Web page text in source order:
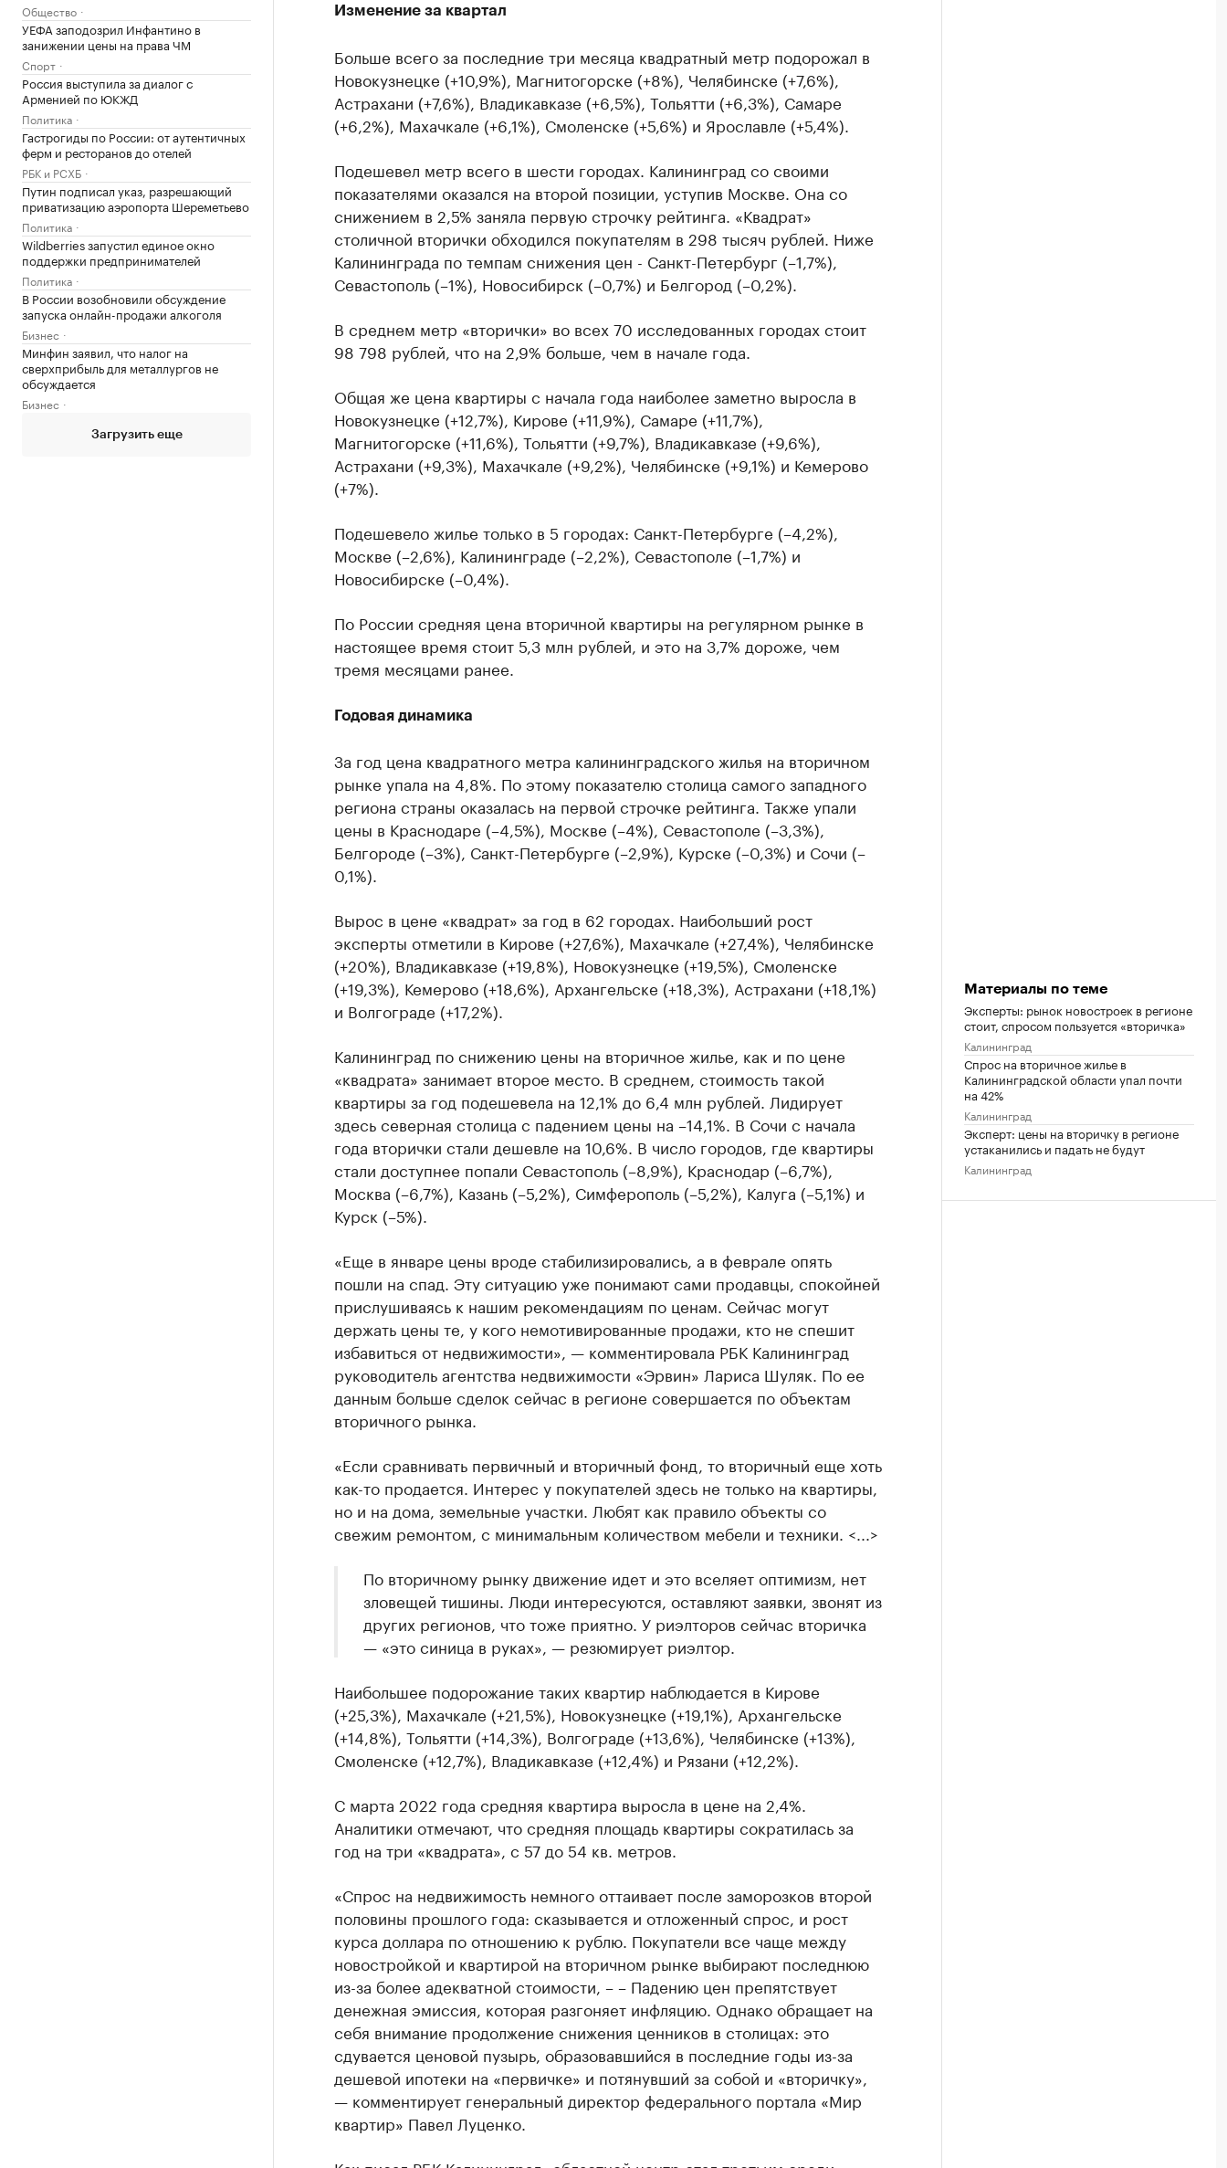
Общество
УЕФА заподозрил Инфантино в
занижении цены на права ЧМ
Спорт
Россия выступила за диалог с
Арменией по ЮКЖД
Политика
Гастрогиды по России: от аутентичных
ферм и ресторанов до отелей
РБК и РСХБ
Путин подписал указ, разрешающий
приватизацию аэропорта Шереметьево
Политика
Wildberries запустил единое окно
поддержки предпринимателей
Политика
В России возобновили обсуждение
запуска онлайн-продажи алкоголя
Бизнес
Минфин заявил, что налог на
сверхприбыль для металлургов не
обсуждается
Бизнес
Загрузить еще
Изменение за квартал
Больше всего за последние три месяца квадратный метр подорожал в
Новокузнецке (+10,9%), Магнитогорске (+8%), Челябинске (+7,6%),
Астрахани (+7,6%), Владикавказе (+6,5%), Тольятти (+6,3%), Самаре
(+6,2%), Махачкале (+6,1%), Смоленске (+5,6%) и Ярославле (+5,4%).
Подешевел метр всего в шести городах. Калининград со своими
показателями оказался на второй позиции, уступив Москве. Она со
снижением в 2,5% заняла первую строчку рейтинга. «Квадрат»
столичной вторички обходился покупателям в 298 тысяч рублей. Ниже
Калининграда по темпам снижения цен - Санкт-Петербург (–1,7%),
Севастополь (–1%), Новосибирск (–0,7%) и Белгород (–0,2%).
В среднем метр «вторички» во всех 70 исследованных городах стоит
98 798 рублей, что на 2,9% больше, чем в начале года.
Общая же цена квартиры с начала года наиболее заметно выросла в
Новокузнецке (+12,7%), Кирове (+11,9%), Самаре (+11,7%),
Магнитогорске (+11,6%), Тольятти (+9,7%), Владикавказе (+9,6%),
Астрахани (+9,3%), Махачкале (+9,2%), Челябинске (+9,1%) и Кемерово
(+7%).
Подешевело жилье только в 5 городах: Санкт-Петербурге (–4,2%),
Москве (–2,6%), Калининграде (–2,2%), Севастополе (–1,7%) и
Новосибирске (–0,4%).
По России средняя цена вторичной квартиры на регулярном рынке в
настоящее время стоит 5,3 млн рублей, и это на 3,7% дороже, чем
тремя месяцами ранее.
Годовая динамика
За год цена квадратного метра калининградского жилья на вторичном
рынке упала на 4,8%. По этому показателю столица самого западного
региона страны оказалась на первой строчке рейтинга. Также упали
цены в Краснодаре (–4,5%), Москве (–4%), Севастополе (–3,3%),
Белгороде (–3%), Санкт-Петербурге (–2,9%), Курске (–0,3%) и Сочи (–
0,1%).
Вырос в цене «квадрат» за год в 62 городах. Наибольший рост
эксперты отметили в Кирове (+27,6%), Махачкале (+27,4%), Челябинске
(+20%), Владикавказе (+19,8%), Новокузнецке (+19,5%), Смоленске
(+19,3%), Кемерово (+18,6%), Архангельске (+18,3%), Астрахани (+18,1%)
и Волгограде (+17,2%).
Калининград по снижению цены на вторичное жилье, как и по цене
«квадрата» занимает второе место. В среднем, стоимость такой
квартиры за год подешевела на 12,1% до 6,4 млн рублей. Лидирует
здесь северная столица с падением цены на –14,1%. В Сочи с начала
года вторички стали дешевле на 10,6%. В число городов, где квартиры
стали доступнее попали Севастополь (–8,9%), Краснодар (–6,7%),
Москва (–6,7%), Казань (–5,2%), Симферополь (–5,2%), Калуга (–5,1%) и
Курск (–5%).
«Еще в январе цены вроде стабилизировались, а в феврале опять
пошли на спад. Эту ситуацию уже понимают сами продавцы, спокойней
прислушиваясь к нашим рекомендациям по ценам. Сейчас могут
держать цены те, у кого немотивированные продажи, кто не спешит
избавиться от недвижимости», — комментировала РБК Калининград
руководитель агентства недвижимости «Эрвин» Лариса Шуляк. По ее
данным больше сделок сейчас в регионе совершается по объектам
вторичного рынка.
«Если сравнивать первичный и вторичный фонд, то вторичный еще хоть
как-то продается. Интерес у покупателей здесь не только на квартиры,
но и на дома, земельные участки. Любят как правило объекты со
свежим ремонтом, с минимальным количеством мебели и техники. <...>
По вторичному рынку движение идет и это вселяет оптимизм, нет
зловещей тишины. Люди интересуются, оставляют заявки, звонят из
других регионов, что тоже приятно. У риэлторов сейчас вторичка
— «это синица в руках», — резюмирует риэлтор.
Наибольшее подорожание таких квартир наблюдается в Кирове
(+25,3%), Махачкале (+21,5%), Новокузнецке (+19,1%), Архангельске
(+14,8%), Тольятти (+14,3%), Волгограде (+13,6%), Челябинске (+13%),
Смоленске (+12,7%), Владикавказе (+12,4%) и Рязани (+12,2%).
С марта 2022 года средняя квартира выросла в цене на 2,4%.
Аналитики отмечают, что средняя площадь квартиры сократилась за
год на три «квадрата», с 57 до 54 кв. метров.
«Спрос на недвижимость немного оттаивает после заморозков второй
половины прошлого года: сказывается и отложенный спрос, и рост
курса доллара по отношению к рублю. Покупатели все чаще между
новостройкой и квартирой на вторичном рынке выбирают последнюю
из-за более адекватной стоимости, – – Падению цен препятствует
денежная эмиссия, которая разгоняет инфляцию. Однако обращает на
себя внимание продолжение снижения ценников в столицах: это
сдувается ценовой пузырь, образовавшийся в последние годы из-за
дешевой ипотеки на «первичке» и потянувший за собой и «вторичку»,
— комментирует генеральный директор федерального портала «Мир
квартир» Павел Луценко.
Материалы по теме
Эксперты: рынок новостроек в регионе
стоит, спросом пользуется «вторичка»
Калининград
Спрос на вторичное жилье в
Калининградской области упал почти
на 42%
Калининград
Эксперт: цены на вторичку в регионе
устаканились и падать не будут
Калининград